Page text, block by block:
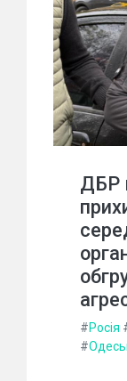
ДБР
#Росія
#